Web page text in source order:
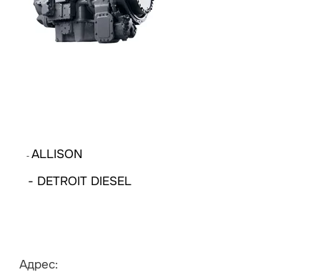
-ALLISON
- DETROIT DIESEL
Адрес: